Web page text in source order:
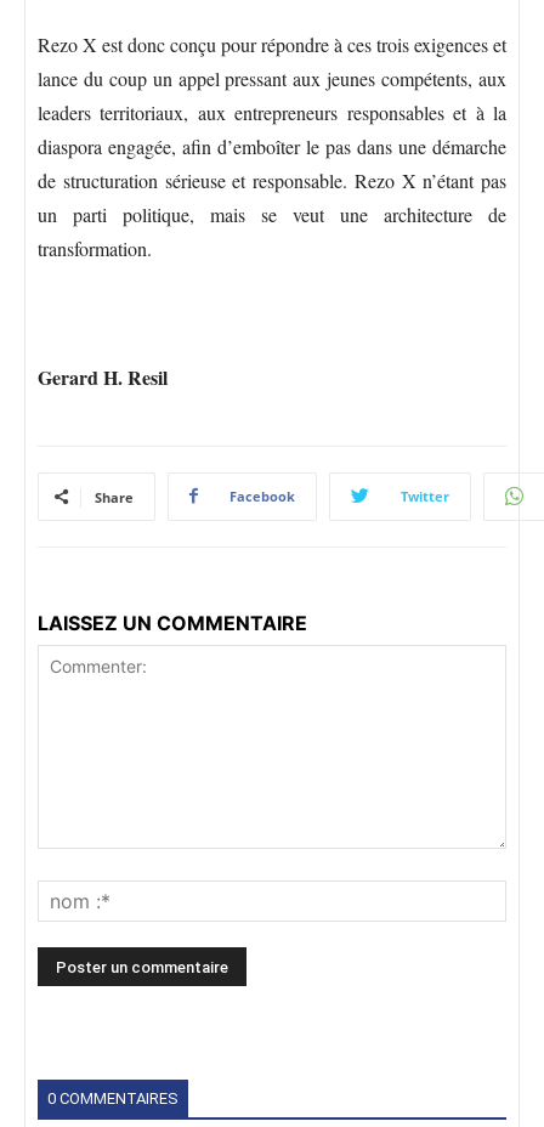
Rezo X est donc conçu pour répondre à ces trois exigences et
lance du coup un appel pressant aux jeunes compétents, aux
leaders territoriaux, aux entrepreneurs responsables et à la
diaspora engagée, afin d’emboîter le pas dans une démarche
de structuration sérieuse et responsable. Rezo X n’étant pas
un parti politique, mais se veut une architecture de
transformation.
Gerard H. Resil
Share Facebook Twitter
LAISSEZ UN COMMENTAIRE
0 COMMENTAIRES